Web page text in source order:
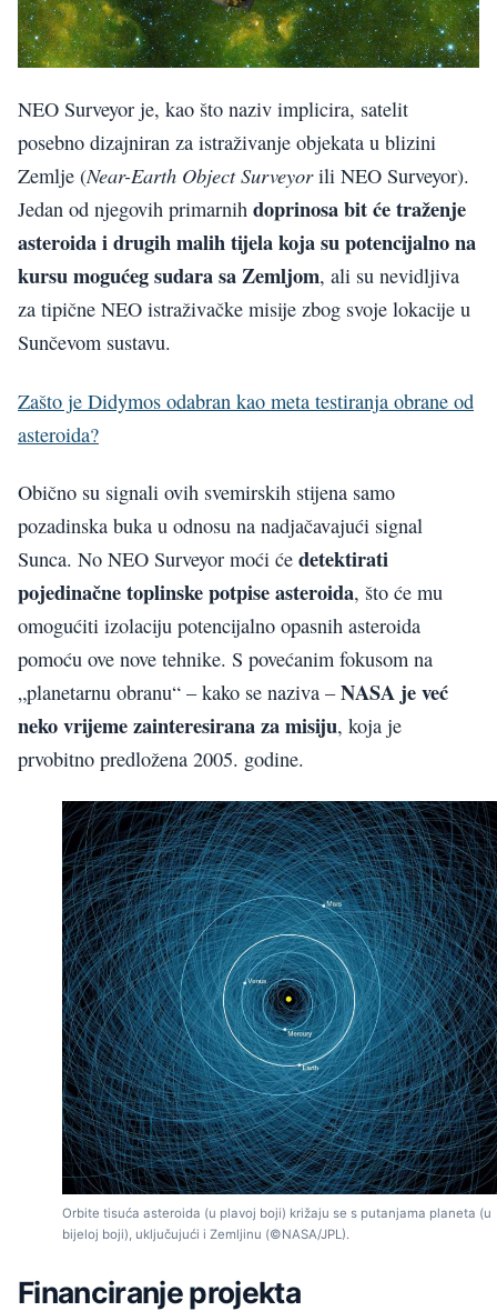
NEO Surveyor je, kao što naziv implicira, satelit
posebno dizajniran za istraživanje objekata u blizini
Zemlje (Near-Earth Object Surveyorili NEO Surveyor).
Jedan od njegovih primarnih doprinosa bit će traženje
asteroida i drugih malih tijela koja su potencijalno na
kursu mogućeg sudara sa Zemljom, ali su nevidljiva
za tipične NEO istraživačke misije zbog svoje lokacije u
Sunčevom sustavu.
Zašto je Didymos odabran kao meta testiranja obrane od
asteroida?
Obično su signali ovih svemirskih stijena samo
pozadinska buka u odnosu na nadjačavajući signal
Sunca. No NEO Surveyor moći će detektirati
pojedinačne toplinske potpise asteroida, što će mu
omogućiti izolaciju potencijalno opasnih asteroida
pomoću ove nove tehnike. S povećanim fokusom na
„planetarnu obranu“ – kako se naziva –NASA je već
neko vrijeme zainteresirana za misiju, koja je
prvobitno predložena 2005. godine.
Orbite tisuća asteroida (u plavoj boji) križaju se s putanjama planeta (u
bijeloj boji), uključujući i Zemljinu (©NASA/JPL).
Financiranje projekta